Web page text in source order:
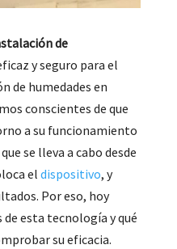
de
y seguro para el
de humedades en
conscientes de que
a su funcionamiento
se lleva a cabo desde
eldispositivo, y
Por eso, hoy
esta tecnología y qué
su eficacia.